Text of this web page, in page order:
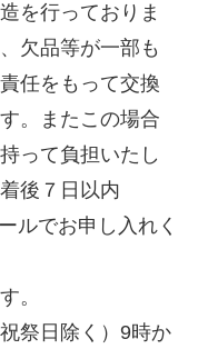
を行っておりま
欠品等が一部も
任をもって交換
。またこの場合
って負担いたし
後７日以内
ルでお申し入れく
。
祭日除く）9時か